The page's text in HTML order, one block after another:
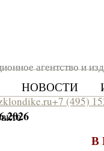
агентство и
НОВОСТИ
+7 (495)
В